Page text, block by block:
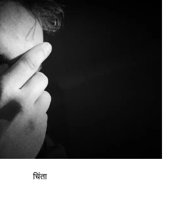
चिंता